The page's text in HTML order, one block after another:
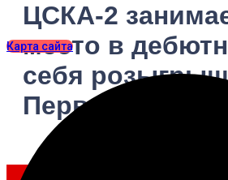
ЦСКА-2
место в
себя
Первого
Карта сайта